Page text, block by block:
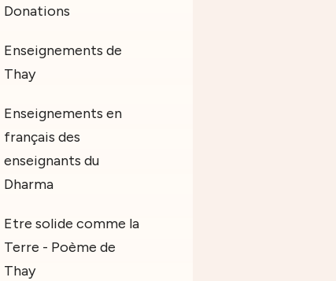
Donations
Enseignements de
Thay
Enseignements en
français des
enseignants du
Dharma
Etre solide comme la
Terre - Poème de
Thay